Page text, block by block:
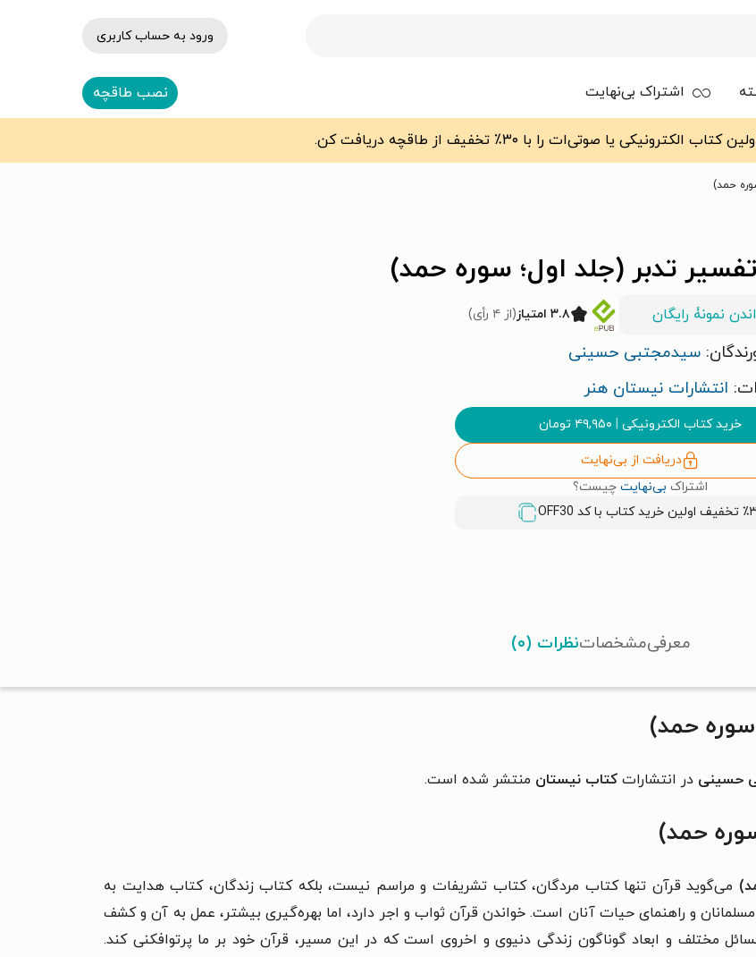
ورود به حساب کاربری
اشتراک بی‌نهایت نصب طاقچه
حمد)
تدبر (جلد اول؛ سوره حمد)
نمونۀ رایگان ۳.۸ امتیاز (از ۴ رأی)
سیدمجتبی حسینی
انتشارات نیستان هنر
خرید کتاب الکترونیکی | ۴۹,۹۵۰ تومان
دریافت از بی‌نهایت
اشتراک بی‌نهایت چیست؟
خرید کتاب با کد
OFF30
معرفیمشخصاتنظرات (۰)
حمد)
حسینی در انتشارات کتاب نیستان منتشر شده است.
حمد)
می‌گوید قرآن تنها کتاب مردگان، کتاب تشریفات و مراسم نیست، بلکه کتاب زندگان، کتاب هدایت به
و راهنمای حیات آنان است. خواندن قرآن ثواب و اجر دارد، اما بهره‌گیری بیشتر، عمل به آن و کشف
مختلف و ابعاد گوناگون زندگی دنیوی و اخروی است که در این مسیر، قرآن خود بر ما پرتوافکنی کند.